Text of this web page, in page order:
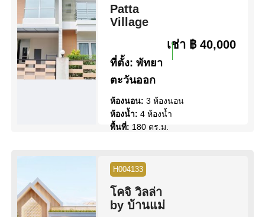
วิว:วิวสวน
Patta
Village
เช่า ฿ 40,000
ที่ตั้ง: พัทยา
ตะวันออก
ห้องนอน: 3 ห้องนอน
ห้องน้ำ: 4 ห้องน้ำ
พื้นที่: 180 ตร.ม.
กลาง
วิว:วิวสวน
ดูข้อมูล
H004133
โคจิ วิลล่า
by บ้านแม่